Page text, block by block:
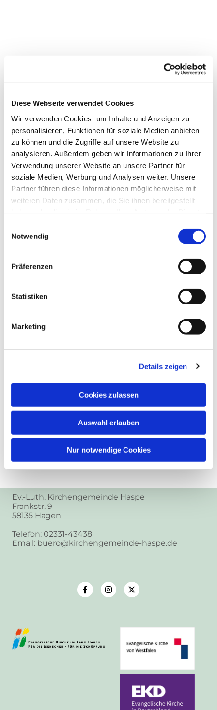
Diese Webseite verwendet Cookies
Wir verwenden Cookies, um Inhalte und Anzeigen zu
personalisieren, Funktionen für soziale Medien anbieten
zu können und die Zugriffe auf unsere Website zu
analysieren. Außerdem geben wir Informationen zu Ihrer
Verwendung unserer Website an unsere Partner für
soziale Medien, Werbung und Analysen weiter. Unsere
Partner führen diese Informationen möglicherweise mit
weiteren Daten zusammen, die Sie ihnen bereitgestellt
Notwendig
Präferenzen
Statistiken
Marketing
Details zeigen
Cookies zulassen
Auswahl erlauben
Nur notwendige Cookies
Dies könnte Sie auch
Ev.-Luth. Kirchengemeinde Haspe
Frankstr. 9
58135 Hagen
Telefon: 02331-43438
Email: buero@kirchengemeinde-haspe.de